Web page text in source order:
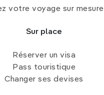
votre voyage sur mesure
Sur place
Réserver un visa
Pass touristique
Changer ses devises